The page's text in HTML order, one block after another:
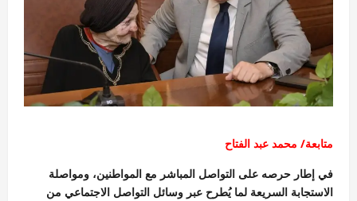
متابعة/ محمد عبد الفتاح
في إطار حرصه على التواصل المباشر مع المواطنين، ومواصلة
الاستجابة السريعة لما يُطرح عبر وسائل التواصل الاجتماعي من